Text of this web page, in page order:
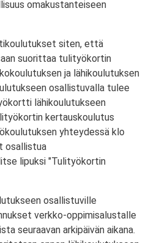
omakustanteiseen
siten, että
suorittaa tulityökortin
ja lähikoulutuksen
osallistuvalla tulee
lähikoulutukseen
kertauskoulutus
yhteydessä klo
osallistua
lipuksi "Tulityökortin
osallistuville
verkko-oppimisalustalle
seuraavan arkipäivän aikana.